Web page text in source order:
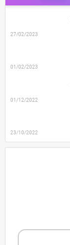
27/02/2023
01/02/2023
01/12/2022
23/10/2022